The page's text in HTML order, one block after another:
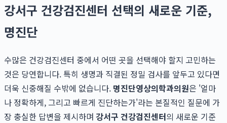
강서구 건강검진센터 선택의 새로운 기준,
명진단
수많은 건강검진센터 중에서 어떤 곳을 선택해야 할지 고민하는
것은 당연합니다. 특히 생명과 직결된 정밀 검사를 앞두고 있다면
더욱 신중해질 수밖에 없습니다. 명진단영상의학과의원은 '얼마
나 정확하게, 그리고 빠르게 진단하는가'라는 본질적인 질문에 가
장 충실한 답변을 제시하며 강서구 건강검진센터의 새로운 기준